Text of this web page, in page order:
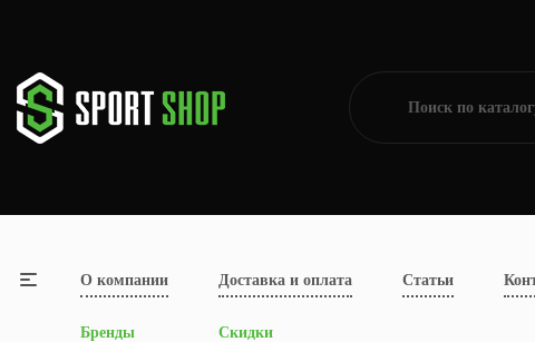
О компании Доставка и оплата Статьи
Бренды Скидки